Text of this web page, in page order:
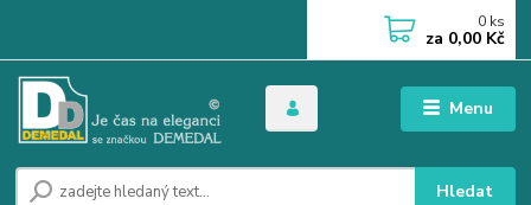
Menu
Hledat
0 ks
za 0,00 Kč